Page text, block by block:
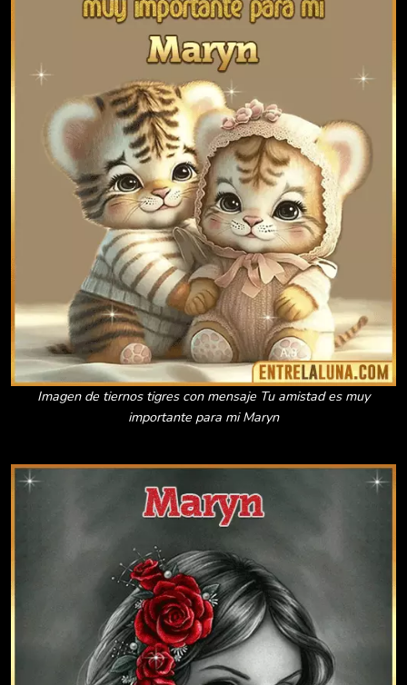
Imagen de tiernos tigres con mensaje Tu amistad es muy
importante para mi Maryn